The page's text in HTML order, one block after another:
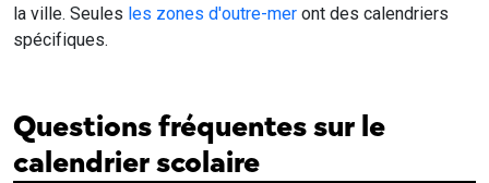
la ville. Seules les zones d'outre-mer ont des calendriers
spécifiques.
Questions fréquentes sur le
calendrier scolaire